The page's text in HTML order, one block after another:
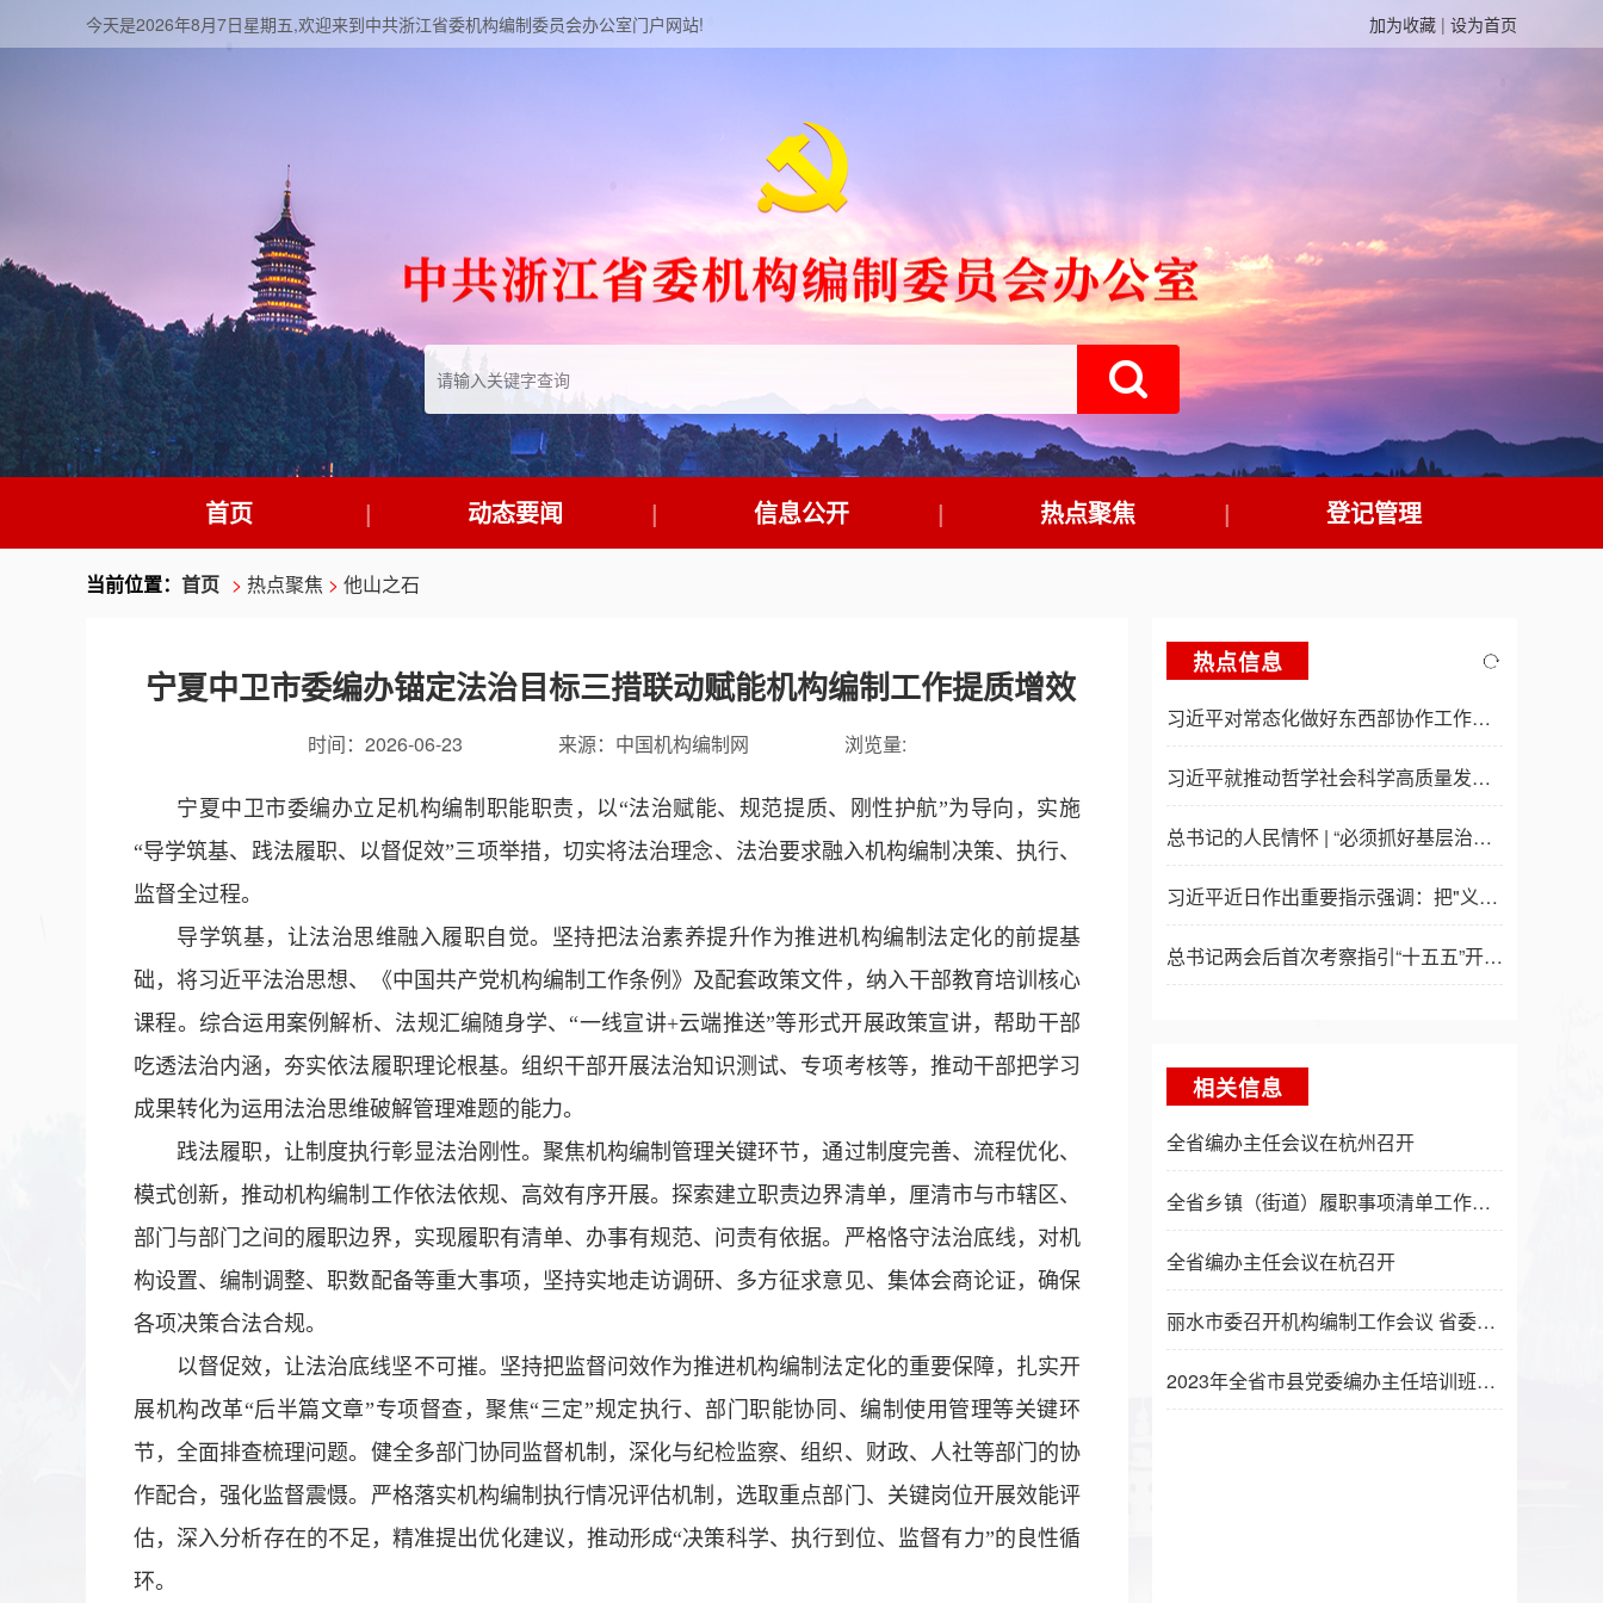
今天是2026年8月7日星期五,欢迎来到中共浙江省委机构编制委员会办公室门户网站! 加为收藏 | 设为首页
首页 动态要闻 信息公开 热点聚焦 登记管理
当前位置： 首页 > 热点聚焦 > 他山之石
宁夏中卫市委编办锚定法治目标三措联动赋能机构编制工作提质增效
时间： 2026-06-23 来源： 中国机构编制网 浏览量:
宁夏中卫市委编办立足机构编制职能职责，以“法治赋能、规范提质、刚性护航”为导向，实施
“导学筑基、践法履职、以督促效”三项举措，切实将法治理念、法治要求融入机构编制决策、执行、
监督全过程。
导学筑基，让法治思维融入履职自觉。坚持把法治素养提升作为推进机构编制法定化的前提基
础，将习近平法治思想、《中国共产党机构编制工作条例》及配套政策文件，纳入干部教育培训核心
课程。综合运用案例解析、法规汇编随身学、“一线宣讲+云端推送”等形式开展政策宣讲，帮助干部
吃透法治内涵，夯实依法履职理论根基。组织干部开展法治知识测试、专项考核等，推动干部把学习
成果转化为运用法治思维破解管理难题的能力。
践法履职，让制度执行彰显法治刚性。聚焦机构编制管理关键环节，通过制度完善、流程优化、
模式创新，推动机构编制工作依法依规、高效有序开展。探索建立职责边界清单，厘清市与市辖区、
部门与部门之间的履职边界，实现履职有清单、办事有规范、问责有依据。严格恪守法治底线，对机
构设置、编制调整、职数配备等重大事项，坚持实地走访调研、多方征求意见、集体会商论证，确保
各项决策合法合规。
以督促效，让法治底线坚不可摧。坚持把监督问效作为推进机构编制法定化的重要保障，扎实开
展机构改革“后半篇文章”专项督查，聚焦“三定”规定执行、部门职能协同、编制使用管理等关键环
节，全面排查梳理问题。健全多部门协同监督机制，深化与纪检监察、组织、财政、人社等部门的协
作配合，强化监督震慑。严格落实机构编制执行情况评估机制，选取重点部门、关键岗位开展效能评
估，深入分析存在的不足，精准提出优化建议，推动形成“决策科学、执行到位、监督有力”的良性循
环。
热点信息
习近平对常态化做好东西部协作工作作出重要指示
习近平就推动哲学社会科学高质量发展作出重要指示
总书记的人民情怀 | “必须抓好基层治理现代化这项基础性工作”
习近平近日作出重要指示强调：把"义乌发展经验"进一步总结好运用好 探索走出符合各自实际的高质量发展之路
总书记两会后首次考察指引“十五五”开局起步
相关信息
全省编办主任会议在杭州召开
全省乡镇（街道）履职事项清单工作推进会暨培训班举行 王成出席并讲话
全省编办主任会议在杭召开
丽水市委召开机构编制工作会议 省委编办吴伟平主任出席并讲话
2023年全省市县党委编办主任培训班在杭举办